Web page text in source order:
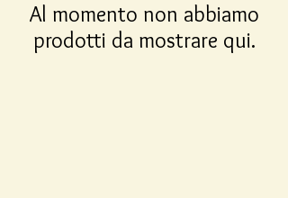
Al momento non abbiamo
prodotti da mostrare qui.